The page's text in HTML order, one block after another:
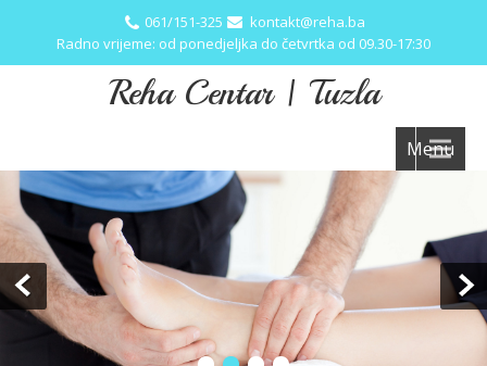
061/151-325
kontakt@reha.ba
Radno vrijeme: od ponedjeljka do četvrtka od 09.30-17:30
Reha Centar | Tuzla
Menu